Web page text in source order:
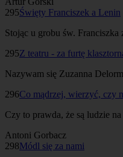
295Święty Franciszek a Lenin
Stojąc u grobu św.
295Z teatru - za furtę
Nazywam się Zuzanna
296Co mądrzej, wierzyć, czy
Czy to prawda, że są ludzie
Antoni Gorbacz
298Módl się za nami